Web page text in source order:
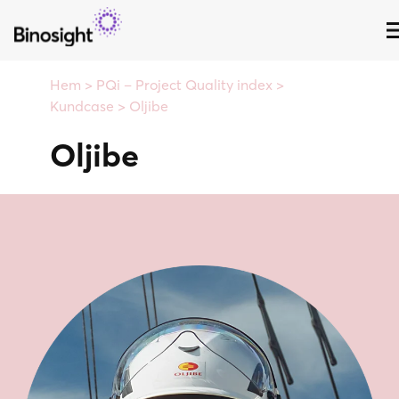
PQi-tjänsten
Kom-igång-erbjudande
Kompetensutveckling
PQi Grundkurs
Workshops och analys
Om PQi
PQi kalkylatorn
Hem > PQi – Project Quality index >
Kundcase > Oljibe
Oljibe